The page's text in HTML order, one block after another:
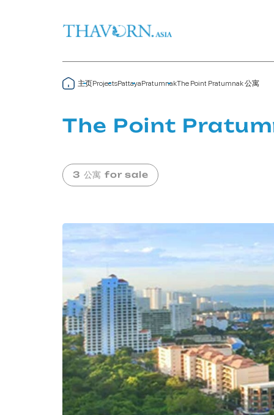
主页ProjectsPattayaPratumnakThe Point Pratumnak 公寓
The Point
3 公寓 for sale